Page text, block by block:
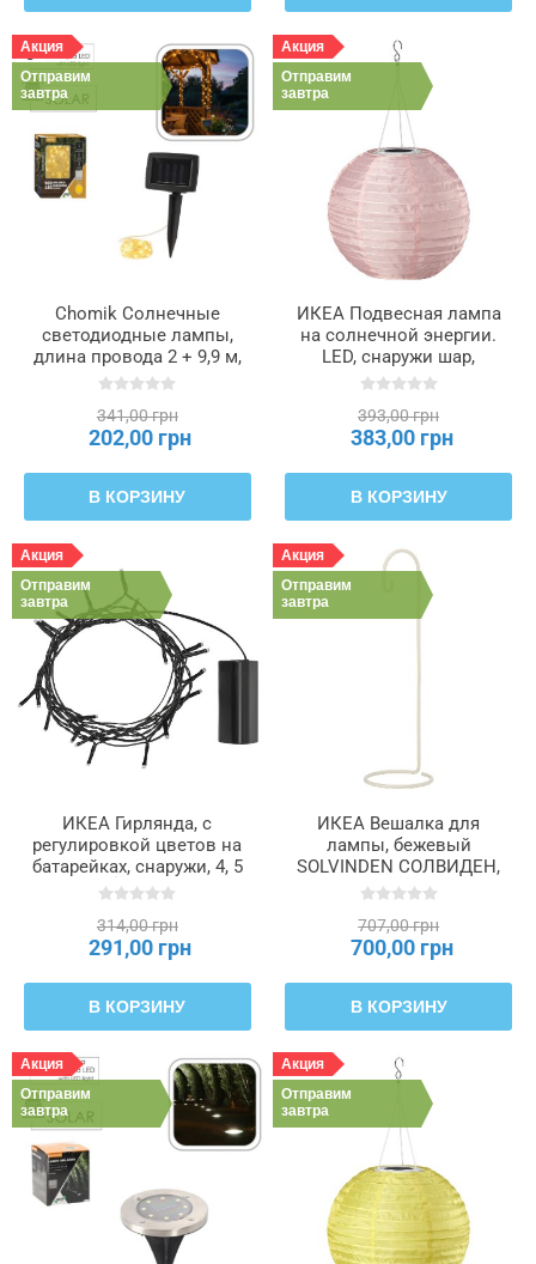
Акция
Отправим
завтра
Chomik Солнечные
светодиодные лампы,
длина провода 2 + 9,9 м,
100 л, теплый белый цвет,
341,00 грн
202,00 грн
В КОРЗИНУ
Акция
Отправим
завтра
ИКЕА Подвесная лампа
на солнечной энергии.
LED, снаружи шар,
розовый, 30 см
906.147.02
393,00 грн
383,00 грн
В КОРЗИНУ
Акция
Отправим
завтра
ИКЕА Гирлянда, с
регулировкой цветов на
батарейках, снаружи, 4, 5
м GETKÅL, 506.028.76
314,00 грн
291,00 грн
В КОРЗИНУ
Акция
Отправим
завтра
ИКЕА Вешалка для
лампы, бежевый
SOLVINDEN СОЛВИДЕН,
406.193.87
707,00 грн
700,00 грн
В КОРЗИНУ
Акция
Отправим
завтра
Акция
Отправим
завтра